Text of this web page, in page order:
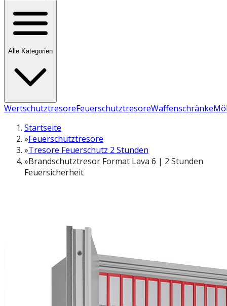
Alle Kategorien
WertschutztresoreFeuerschutztresoreWaffenschränke
Startseite
»Feuerschutztresore
»Tresore Feuerschutz 2 Stunden
»Brandschutztresor Format Lava 6 | 2 Stunden
Feuersicherheit